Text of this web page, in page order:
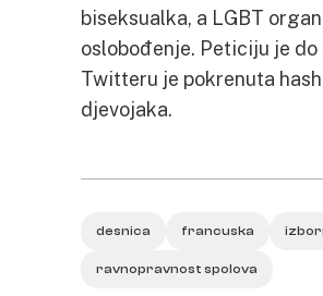
biseksualka, a LGBT
oslobođenje. Peticiju je
Twitteru je pokrenuta
djevojaka.
desnica francuska
ravnopravnost spolova